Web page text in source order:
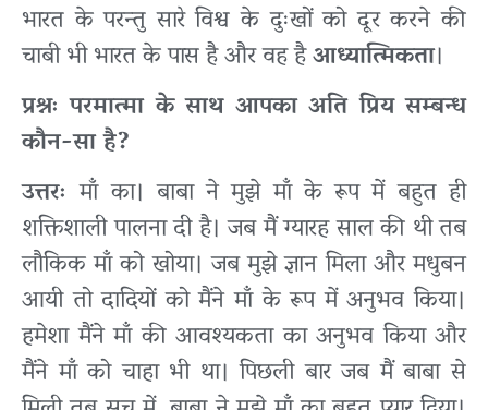
भारत के परन्तु सारे विश्व के दुःखों को दूर करने की
चाबी भी भारत के पास है और वह हैआध्यात्मिकता।
प्रश्नः परमात्मा के साथ आपका अति प्रिय सम्बन्ध
कौन-सा है?
उत्तरःमाँ का। बाबा ने मुझे माँ के रूप में बहुत ही
शक्तिशाली पालना दी है। जब मैं ग्यारह साल की थी तब
लौकिक माँ को खोया। जब मुझे ज्ञान मिला और मधुबन
आयी तो दादियों को मैंने माँ के रूप में अनुभव किया।
हमेशा मैंने माँ की आवश्यकता का अनुभव किया और
मैंने माँ को चाहा भी था। पिछली बार जब मैं बाबा से